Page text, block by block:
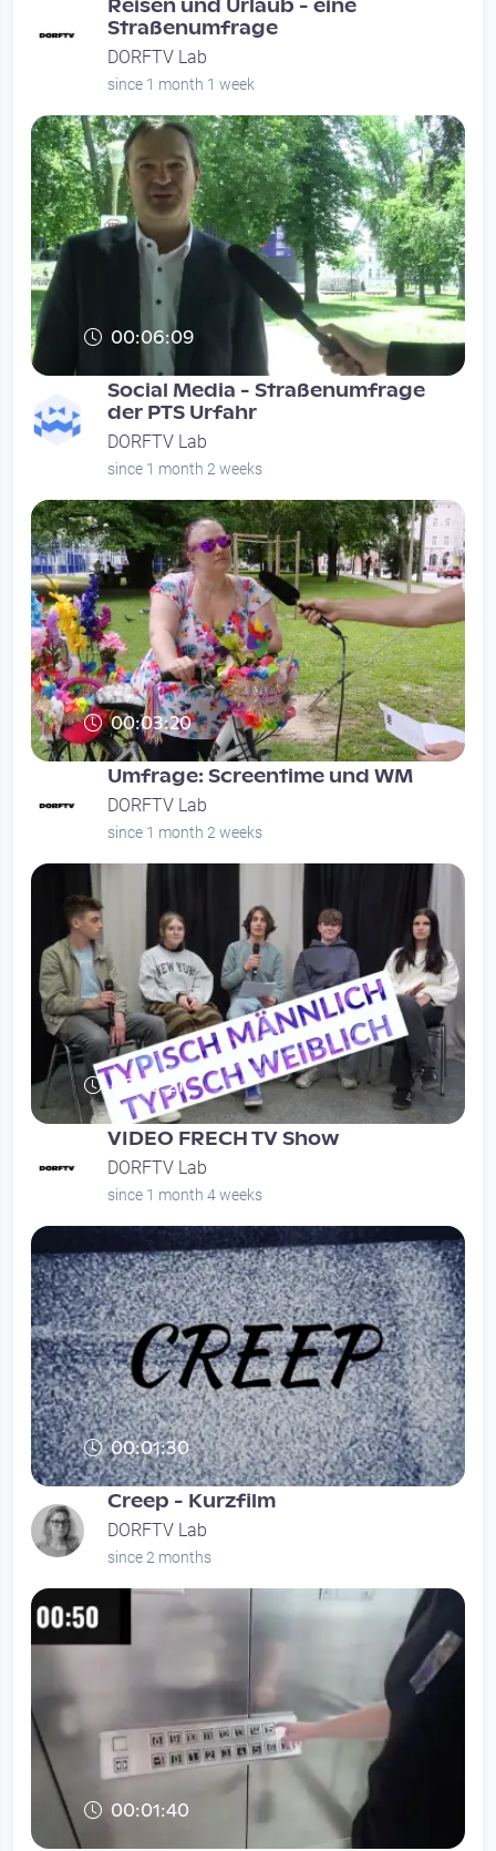
Reisen und Urlaub - eine
Straßenumfrage
DORFTV Lab
since 1 month 1 week
00:06:09
Social Media - Straßenumfrage
der PTS Urfahr
DORFTV Lab
since 1 month 2 weeks
00:03:20
Umfrage: Screentime und WM
DORFTV Lab
since 1 month 2 weeks
00:10:21
VIDEO FRECH TV Show
DORFTV Lab
since 1 month 4 weeks
00:01:30
Creep - Kurzfilm
DORFTV Lab
since 2 months
00:01:40